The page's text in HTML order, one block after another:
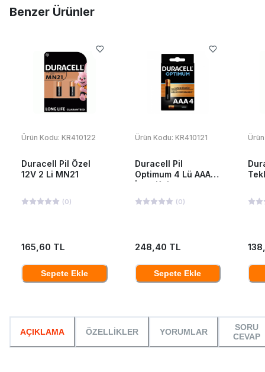
Benzer Ürünler
Ürün Kodu: KR410122
Duracell Pil Özel
12V 2 Li MN21
(0)
165,60 TL
Sepete Ekle
Ürün Kodu: KR410121
Duracell Pil
Optimum 4 Lü AAA
İnce Kalem
(0)
248,40 TL
Sepete Ekle
AÇIKLAMA ÖZELLİKLER YORUMLAR
SORU
CEVAP